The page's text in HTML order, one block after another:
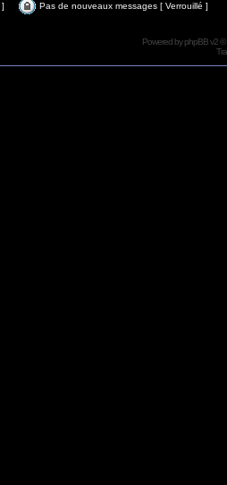
Pas de nouveaux messages [ Verrouillé ]
Powered byphpBBv2 ©